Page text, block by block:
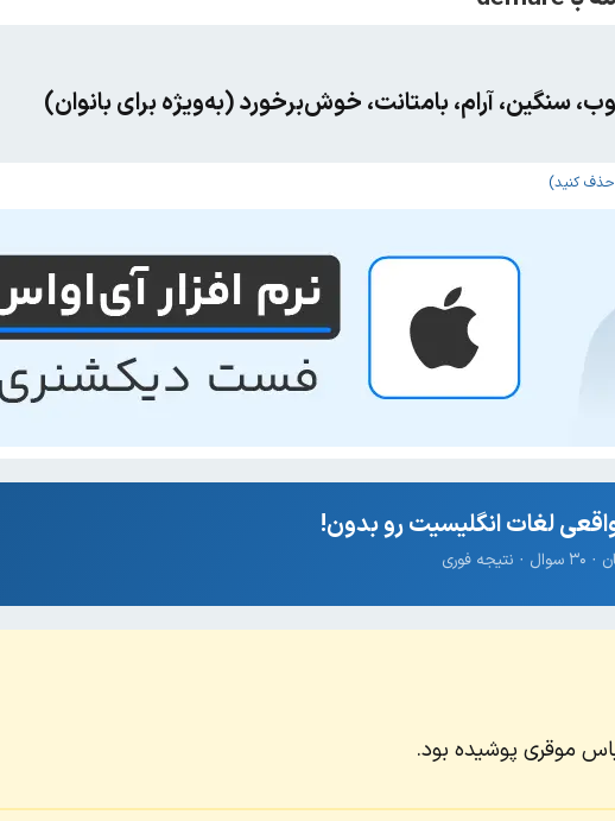
سنگین، آرام، بامتانت، خوش‌برخورد (به‌ویژه برای بانوان)
حذف کنید)
لغات انگلیسیت رو بدون!
فوری
موقری پوشیده بود.